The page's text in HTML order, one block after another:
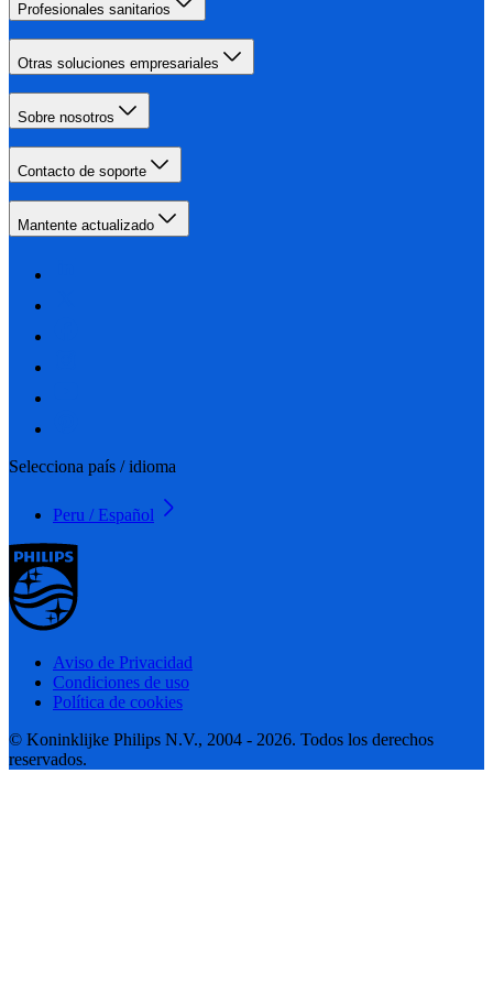
Profesionales sanitarios
Otras soluciones empresariales
Sobre nosotros
Contacto de soporte
Mantente actualizado
Selecciona país / idioma
Peru / Español
Aviso de Privacidad
Condiciones de uso
Política de cookies
© Koninklijke Philips N.V., 2004 - 2026. Todos los derechos
reservados.